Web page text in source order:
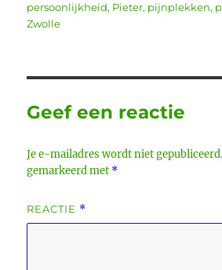
persoonlijkheid, Pieter, pijnplekken,
Zwolle
Geef een reactie
Je e-mailadres wordt niet gepubliceerd.
gemarkeerd met *
REACTIE *